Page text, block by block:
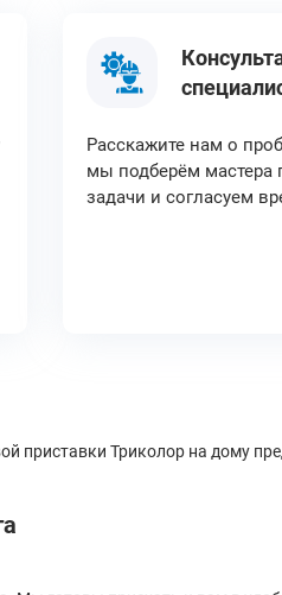
Расскажите нам о
мы подберём мастера
задачи и согласуем
приставки Триколор на дому